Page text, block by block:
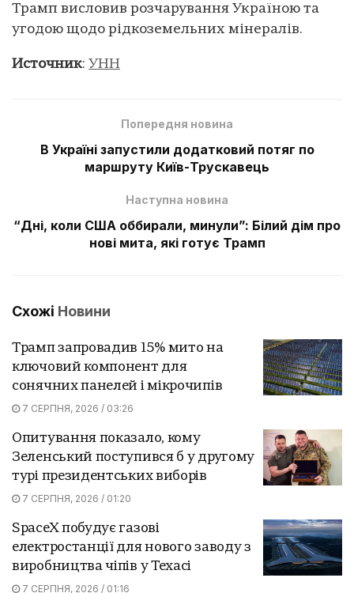
Трамп висловив розчарування Україною та
угодою щодо рідкоземельних мінералів.
Источник: УНН
Попередня новина
В Україні запустили додатковий потяг по
маршруту Київ-Трускавець
Наступна новина
“Дні, коли США оббирали, минули”: Білий дім про
нові мита, які готує Трамп
Схожі Новини
Трамп запровадив 15% мито на
ключовий компонент для
сонячних панелей і мікрочипів
7 СЕРПНЯ, 2026 / 03:26
Опитування показало, кому
Зеленський поступився б у другому
турі президентських виборів
7 СЕРПНЯ, 2026 / 01:20
SpaceX побудує газові
електростанції для нового заводу з
виробництва чіпів у Техасі
7 СЕРПНЯ, 2026 / 01:16